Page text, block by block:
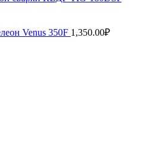
Venus 350F 1,350.00₽